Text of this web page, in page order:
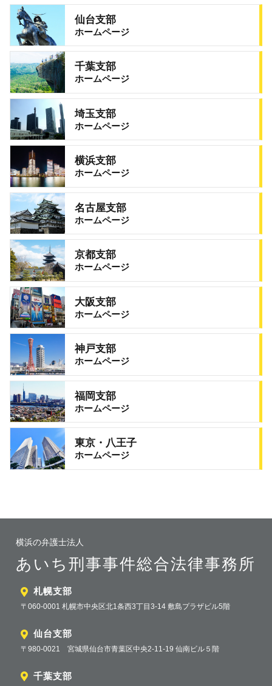
仙台支部
ホームページ
千葉支部
ホームページ
埼玉支部
ホームページ
横浜支部
ホームページ
名古屋支部
ホームページ
京都支部
ホームページ
大阪支部
ホームページ
神戸支部
ホームページ
福岡支部
ホームページ
東京・八王子
ホームページ
横浜の弁護士法人
あいち刑事事件総合法律事務所
札幌支部
〒060-0001 札幌市中央区北1条西3丁目3-14 敷島プラザビル5階
仙台支部
〒980-0021 宮城県仙台市青葉区中央2-11-19 仙南ビル５階
千葉支部